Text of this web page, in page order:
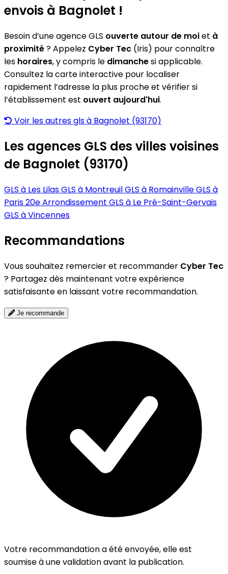
envois à Bagnolet !
Besoin d’une agence GLS ouverte autour de moiet à
proximité? Appelez Cyber Tec (Iris) pour connaître
les horaires, y compris le dimanchesi applicable.
Consultez la carte interactive pour localiser
rapidement l’adresse la plus proche et vérifier si
l’établissement est ouvert aujourd'hui.
Voir les autres gls à Bagnolet (93170)
Les agences GLS des villes voisines
de Bagnolet (93170)
GLS à Les LilasGLS à MontreuilGLS à RomainvilleGLS à
Paris 20e Arrondissement GLS à Le Pré-Saint-Gervais
GLS à Vincennes
Recommandations
Vous souhaitez remercier et recommander Cyber Tec
? Partagez dès maintenant votre expérience
satisfaisante en laissant votre recommandation.
Je recommande
Votre recommandation a été envoyée, elle est
soumise à une validation avant la publication.